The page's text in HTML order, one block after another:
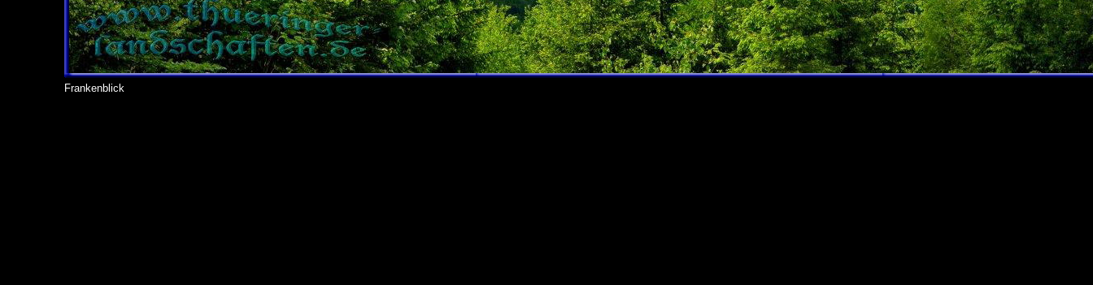
Frankenblick